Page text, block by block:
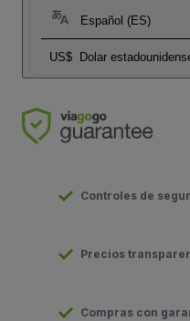
Español (ES)
US$ Dolar
Controles de
Precios
Compras con